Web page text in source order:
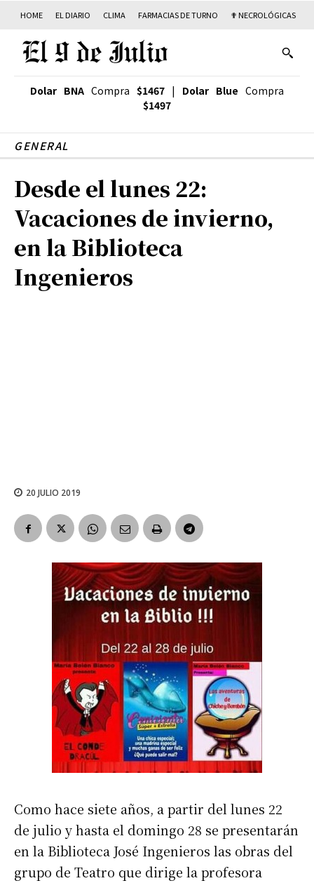
HOME EL DIARIO CLIMA FARMACIAS DE TURNO ✟ NECROLÓGICAS
Dolar BNA Compra $1467 | Dolar Blue Compra
$1497
GENERAL
Desde el lunes 22:
Vacaciones de invierno,
en la Biblioteca
Ingenieros
20 JULIO 2019
Como hace siete años, a partir del lunes 22
de julio y hasta el domingo 28 se presentarán
en la Biblioteca José Ingenieros las obras del
grupo de Teatro que dirige la profesora